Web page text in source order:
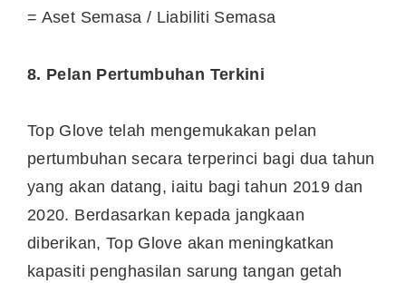
= Aset Semasa / Liabiliti Semasa
8. Pelan Pertumbuhan Terkini
Top Glove telah mengemukakan pelan
pertumbuhan secara terperinci bagi dua tahun
yang akan datang, iaitu bagi tahun 2019 dan
2020. Berdasarkan kepada jangkaan
diberikan, Top Glove akan meningkatkan
kapasiti penghasilan sarung tangan getah